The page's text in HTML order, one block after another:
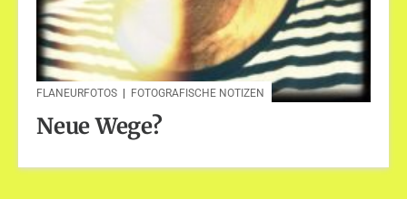
FLANEURFOTOS | FOTOGRAFISCHE NOTIZEN
Neue Wege?